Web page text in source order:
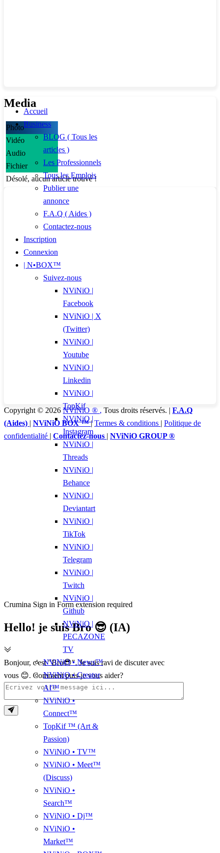
Media
Photo
Vidéo
Audio
Fichier
Désolé, aucun article trouvé !
Copyright © 2026 NViNiO ® , Tous droits réservés. | F.A.Q
(Aides) | NViNiO BOX ™|Termes & conditions | Politique de
confidentialité | Contactez-nous | NViNiO GROUP ®
Crumina Sign in Form extension required
Hello! je suis Bro 😎 (IA)
Bonjour, c'est "Bro😎". Je suis ravi de discuter avec
vous 😊. Comment puis-je vous aider?
Accueil
Business
BLOG ( Tous les
articles )
Les Professionnels
Tous les Emplois
Publier une
annonce
F.A.Q ( Aides )
Contactez-nous
Inscription
Connexion
| N•BOX™
Suivez-nous
NViNiO |
Facebook
NViNiO | X
(Twitter)
NViNiO |
Youtube
NViNiO |
Linkedin
NViNiO |
TopKif
NViNiO |
Instagram
NViNiO |
Threads
NViNiO |
Behance
NViNiO |
Deviantart
NViNiO |
TikTok
NViNiO |
Telegram
NViNiO |
Twitch
NViNiO |
Github
NViNiO |
PECAZONE
TV
NViNiO • News™
NViNiO • Creator
AI™
NViNiO •
Connect™
TopKif ™ (Art &
Passion)
NViNiO • TV™
NViNiO • Meet™
(Discuss)
NViNiO •
Search™
NViNiO • Dj™
NViNiO •
Market™